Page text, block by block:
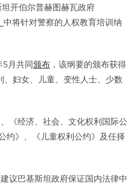
开伯尔普赫图赫瓦政府
中将针对警察的人权教育培训纳
5月共同颁布 ，该纲要的颁布获得
妇女、儿童、变性人士、少数
《经济、社会、文化权利国际公
约》、《儿童权利公约》及任择
议巴基斯坦政府保证国内法律中